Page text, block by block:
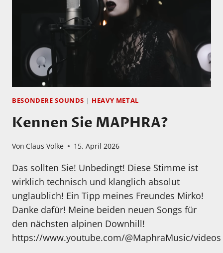
BEST
OF
EVERYTHING
BUT
THE
GIRL“
BESONDERE SOUNDS | HEAVY METAL
Kennen Sie MAPHRA?
Von Claus Volke 15. April 2026
Das sollten Sie! Unbedingt! Diese Stimme ist
wirklich technisch und klanglich absolut
unglaublich! Ein Tipp meines Freundes Mirko!
Danke dafür! Meine beiden neuen Songs für
den nächsten alpinen Downhill!
https://www.youtube.com/@MaphraMusic/videos